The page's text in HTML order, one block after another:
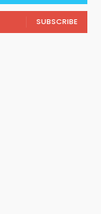
SUBSCRIBE